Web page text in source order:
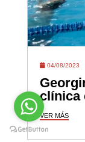
04/08/2023
clínica
VER MÁS